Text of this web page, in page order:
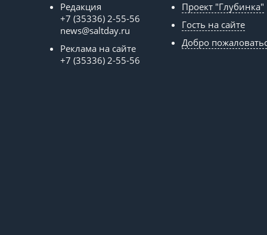
Редакция
+7 (35336) 2-55-56
news@saltday.ru
Реклама на сайте
+7 (35336) 2-55-56
Проект "Глубинка"
Гость на сайте
Добро